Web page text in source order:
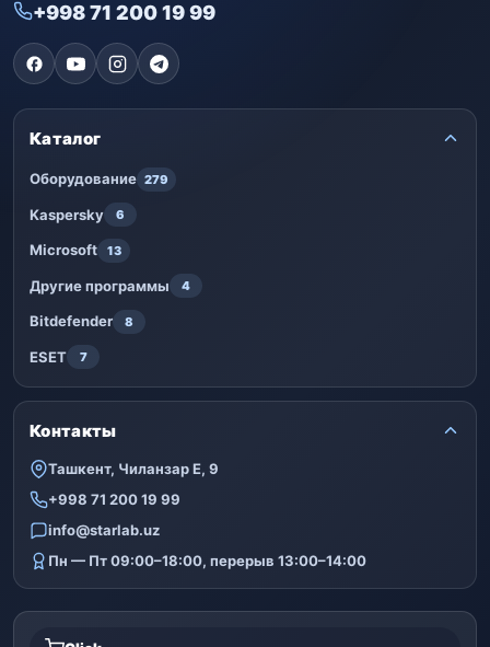
+998 71 200 19 99
Каталог
Оборудование 279
Kaspersky 6
Microsoft 13
Другие программы 4
Bitdefender 8
ESET 7
Контакты
Ташкент, Чиланзар Е, 9
+998 71 200 19 99
info@starlab.uz
Пн — Пт 09:00–18:00, перерыв 13:00–14:00